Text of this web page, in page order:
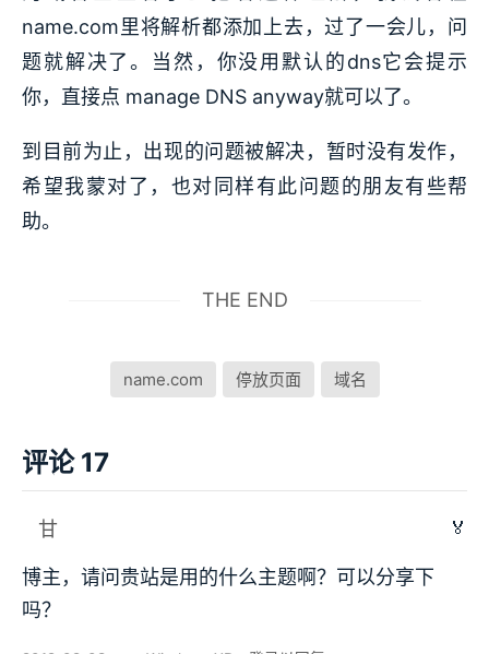
name.com里将解析都添加上去，过了一会儿，问
题就解决了。当然，你没用默认的dns它会提示
你，直接点 manage DNS anyway就可以了。
到目前为止，出现的问题被解决，暂时没有发作，
希望我蒙对了，也对同样有此问题的朋友有些帮
助。
THE END
name.com 停放页面 域名
评论 17
甘 🏅
博主，请问贵站是用的什么主题啊？可以分享下
吗？